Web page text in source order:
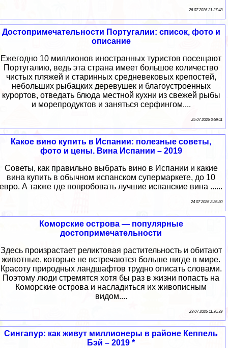
26 07 2026 21:27:48
Достопримечательности Португалии: список, фото и
описание
Ежегодно 10 миллионов иностранных туристов посещают
Португалию, ведь эта страна имеет большое количество
чистых пляжей и старинных средневековых крепостей,
небольших рыбацких деревушек и благоустроенных
курортов, отведать блюда местной кухни из свежей рыбы
и морепродуктов и заняться серфингом....
25 07 2026 0:59:11
Какое вино купить в Испании: полезные советы,
фото и цены. Вина Испании – 2019
Советы, как правильно выбрать вино в Испании и какие
вина купить в обычном испанском супермаркете, до 10
евро. А также где попробовать лучшие испанские вина ......
24 07 2026 3:26:20
Коморские острова — популярные
достопримечательности
Здесь произрастает реликтовая растительность и обитают
животные, которые не встречаются больше нигде в мире.
Красоту природных ландшафтов трудно описать словами.
Поэтому люди стремятся хотя бы раз в жизни попасть на
Коморские острова и насладиться их живописным
видом....
23 07 2026 11:36:39
Сингапур: как живут миллионеры в районе Кеппель
Бэй – 2019 *